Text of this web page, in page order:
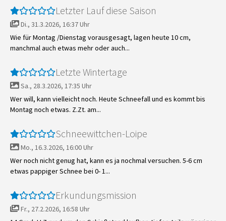
Letzter Lauf diese Saison
Di., 31.3.2026, 16:37 Uhr
Wie für Montag /Dienstag vorausgesagt, lagen heute 10 cm,
manchmal auch etwas mehr oder auch...
Letzte Wintertage
Sa., 28.3.2026, 17:35 Uhr
Wer will, kann vielleicht noch. Heute Schneefall und es kommt bis
Montag noch etwas. Z.Zt. am...
Schneewittchen-Loipe
Mo., 16.3.2026, 16:00 Uhr
Wer noch nicht genug hat, kann es ja nochmal versuchen. 5-6 cm
etwas pappiger Schnee bei 0- 1...
Erkundungsmission
Fr., 27.2.2026, 16:58 Uhr